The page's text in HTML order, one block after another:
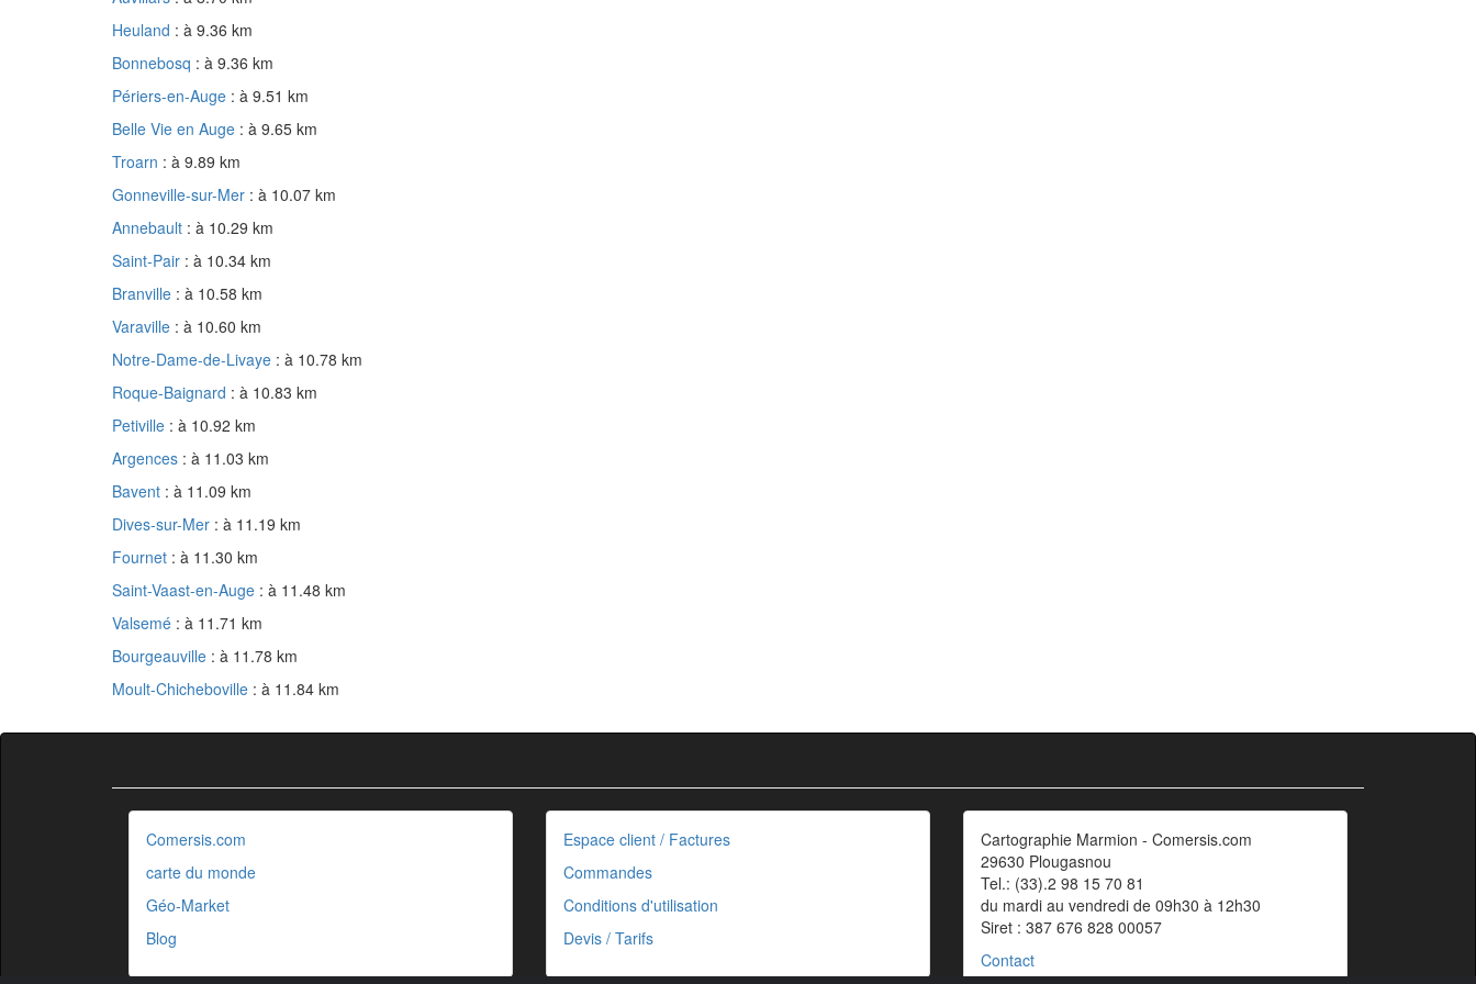
Heuland : à 9.36 km
Bonnebosq : à 9.36 km
Périers-en-Auge : à 9.51 km
Belle Vie en Auge : à 9.65 km
Troarn : à 9.89 km
Gonneville-sur-Mer : à 10.07 km
Annebault : à 10.29 km
Saint-Pair : à 10.34 km
Branville : à 10.58 km
Varaville : à 10.60 km
Notre-Dame-de-Livaye : à 10.78 km
Roque-Baignard : à 10.83 km
Petiville : à 10.92 km
Argences : à 11.03 km
Bavent : à 11.09 km
Dives-sur-Mer : à 11.19 km
Fournet : à 11.30 km
Saint-Vaast-en-Auge : à 11.48 km
Valsemé : à 11.71 km
Bourgeauville : à 11.78 km
Moult-Chicheboville : à 11.84 km
Comersis.com
carte du monde
Géo-Market
Blog
Espace client / Factures
Commandes
Conditions d'utilisation
Devis / Tarifs
Cartographie Marmion - Comersis.com
29630 Plougasnou
Tel.: (33).2 98 15 70 81
du mardi au vendredi de 09h30 à 12h30
Siret : 387 676 828 00057
Contact